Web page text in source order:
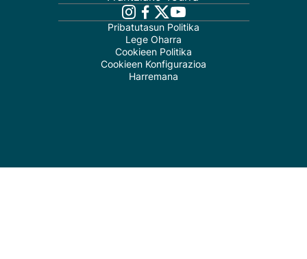
Pribatutasun Politika
Lege Oharra
Cookieen Politika
Cookieen Konfigurazioa
Harremana